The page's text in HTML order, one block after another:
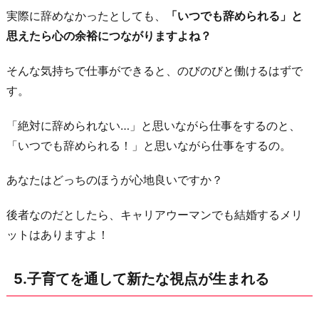
実際に辞めなかったとしても、
「いつでも辞められる」と
思えたら心の余裕につながりますよね？
そんな気持ちで仕事ができると、のびのびと働けるはずで
す。
「絶対に辞められない…」と思いながら仕事をするのと、
「いつでも辞められる！」と思いながら仕事をするの。
あなたはどっちのほうが心地良いですか？
後者なのだとしたら、キャリアウーマンでも結婚するメリ
ットはありますよ！
5.子育てを通して新たな視点が生まれる